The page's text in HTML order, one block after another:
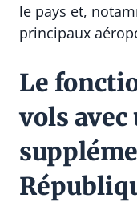
le pays et,
principaux
Le
vols avec